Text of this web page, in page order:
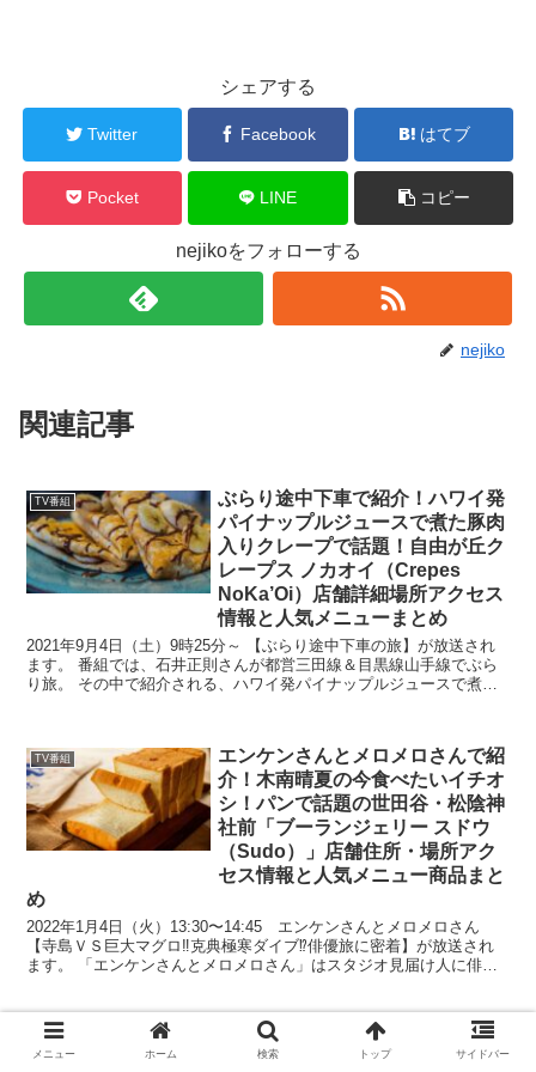
シェアする
Twitter Facebook はてブ
Pocket LINE コピー
nejikoをフォローする
nejiko
関連記事
TV番組
ぶらり途中下車で紹介！ハワイ発
パイナップルジュースで煮た豚肉
入りクレープで話題！自由が丘ク
レープス ノカオイ（Crepes
NoKa’Oi）店舗詳細場所アクセス
情報と人気メニューまとめ
2021年9月4日（土）9時25分～ 【ぶらり途中下車の旅】が放送され
ます。 番組では、石井正則さんが都営三田線＆目黒線山手線でぶら
り旅。 その中で紹介される、ハワイ発パイナップルジュースで煮た
TV番組
エンケンさんとメロメロさんで紹
介！木南晴夏の今食べたいイチオ
シ！パンで話題の世田谷・松陰神
社前「ブーランジェリー スドウ
（Sudo）」店舗住所・場所アク
セス情報と人気メニュー商品まと
め
2022年1月4日（火）13:30〜14:45 エンケンさんとメロメロさん
【寺島ＶＳ巨大マグロ‼克典極寒ダイブ⁉俳優旅に密着】が放送され
ます。 「エンケンさんとメロメロさん」はスタジオ見届け人に俳
TV番組
【マエストロたちの晩餐会】とん
かつ成蔵（南阿佐ヶ谷）三谷成藏
メニュー ホーム 検索 トップ サイドバー